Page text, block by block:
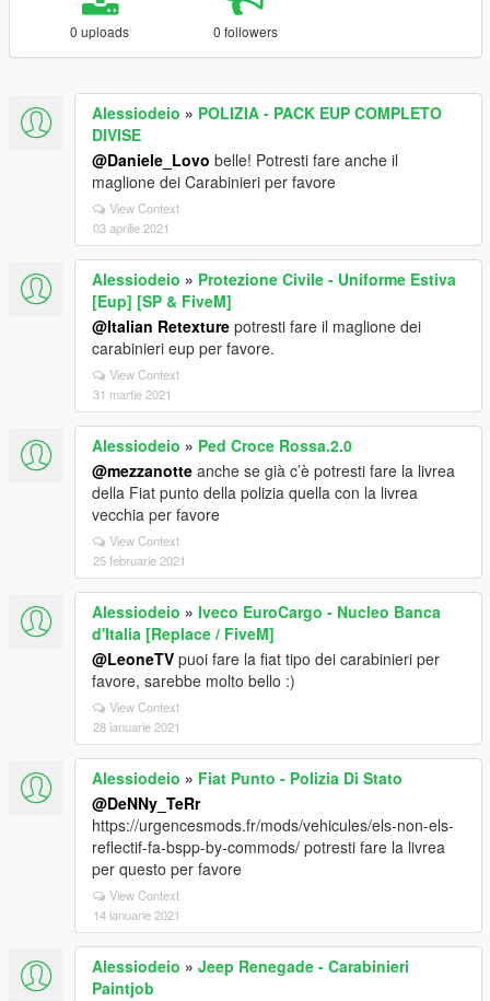
0 uploads 0 followers
Alessiodeio » POLIZIA - PACK EUP COMPLETO
DIVISE
@Daniele_Lovo belle! Potresti fare anche il
maglione dei Carabinieri per favore
View Context
03 aprilie 2021
Alessiodeio » Protezione Civile - Uniforme Estiva
[Eup] [SP & FiveM]
@Italian Retexture potresti fare il maglione dei
carabinieri eup per favore.
View Context
31 martie 2021
Alessiodeio » Ped Croce Rossa.2.0
@mezzanotte anche se già c’è potresti fare la livrea
della Fiat punto della polizia quella con la livrea
vecchia per favore
View Context
25 februarie 2021
Alessiodeio » Iveco EuroCargo - Nucleo Banca
d'Italia [Replace / FiveM]
@LeoneTV puoi fare la fiat tipo dei carabinieri per
favore, sarebbe molto bello :)
View Context
28 ianuarie 2021
Alessiodeio » Fiat Punto - Polizia Di Stato
@DeNNy_TeRr
https://urgencesmods.fr/mods/vehicules/els-non-els-
reflectif-fa-bspp-by-commods/ potresti fare la livrea
per questo per favore
View Context
14 ianuarie 2021
Alessiodeio » Jeep Renegade - Carabinieri
Paintjob